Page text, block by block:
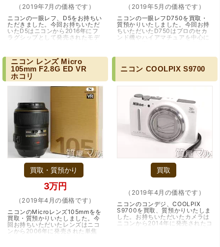
（2019年7月の価格です）
ニコンの一眼レフ、D5をお持ちい
ただきました。今回お持ちいただ
いたD5はニコンから2016年にフ
ラグシップとして発売されたモデ
作。まさに、…（大阪市）
（2019年5月の価格です）
ニコンの一眼レフD750を買取・
質預かりいたしました。今回お持
ちいただいたD750はプロのセカ
ンド機やハイアマチュアを中心に
に引けを取らな…（大阪・池田
ニコン レンズMicro
105mm F2.8G ED VR
ホコリ
買取・質預かり
3万円
（2019年4月の価格です）
ニコンのMicroレンズ105mmをを
買取・質預かりいたしました。今
回お持ちいただいたレンズはニコ
ンから2006年に発売された単焦
ニコン COOLPIX S9700
買取
（2019年4月の価格です）
ニコンのコンデジ、COOLPIX
S9700を買取、質預かりいたしま
した。お持ちいただいたカメラは
ニコンから2014年に発売されたコ